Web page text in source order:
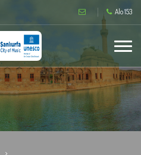
Alo 153